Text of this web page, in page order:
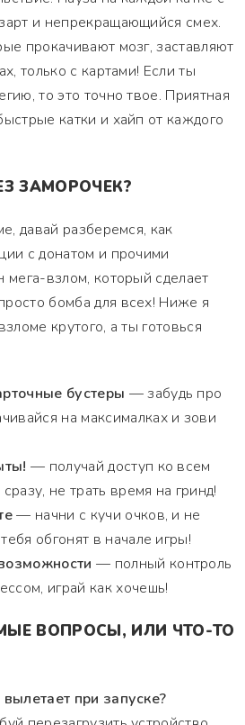
и непрекращающийся смех.
прокачивают мозг, заставляют
только с картами! Если ты
то это точно твое. Приятная
катки и хайп от каждого
ЗАМОРОЧЕК?
давай разберемся, как
с донатом и прочими
мега-взлом, который сделает
бомба для всех! Ниже я
крутого, а ты готовься
бустеры — забудь про
на максималках и зови
— получай доступ ко всем
не трать время на гринд!
— начни с кучи очков, и не
обгонят в начале игры!
— полный контроль
играй как хочешь!
ВОПРОСЫ, ИЛИ ЧТО-ТО
при запуске?